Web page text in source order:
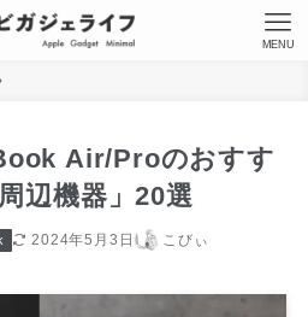
MENU
Air/Proのおすす
辺機器」20選
2024年5月3日 こびぃ